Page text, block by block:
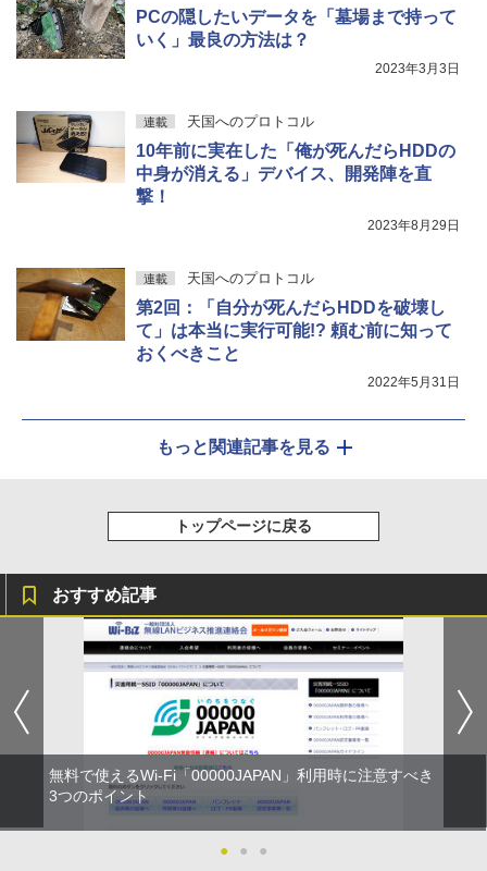
PCの隠したいデータを「墓場まで持って
いく」最良の方法は？
2023年3月3日
連載 天国へのプロトコル
10年前に実在した「俺が死んだらHDDの
中身が消える」デバイス、開発陣を直
撃！
2023年8月29日
連載 天国へのプロトコル
第2回：「自分が死んだらHDDを破壊し
て」は本当に実行可能!? 頼む前に知って
おくべきこと
2022年5月31日
もっと関連記事を見る
トップページに戻る
おすすめ記事
無料で使えるWi-Fi「00000JAPAN」利用時に注意すべき
3つのポイント
● ● ●